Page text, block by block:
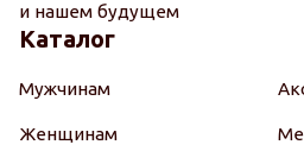
и нашем будущем
Каталог
Мужчинам
Женщинам